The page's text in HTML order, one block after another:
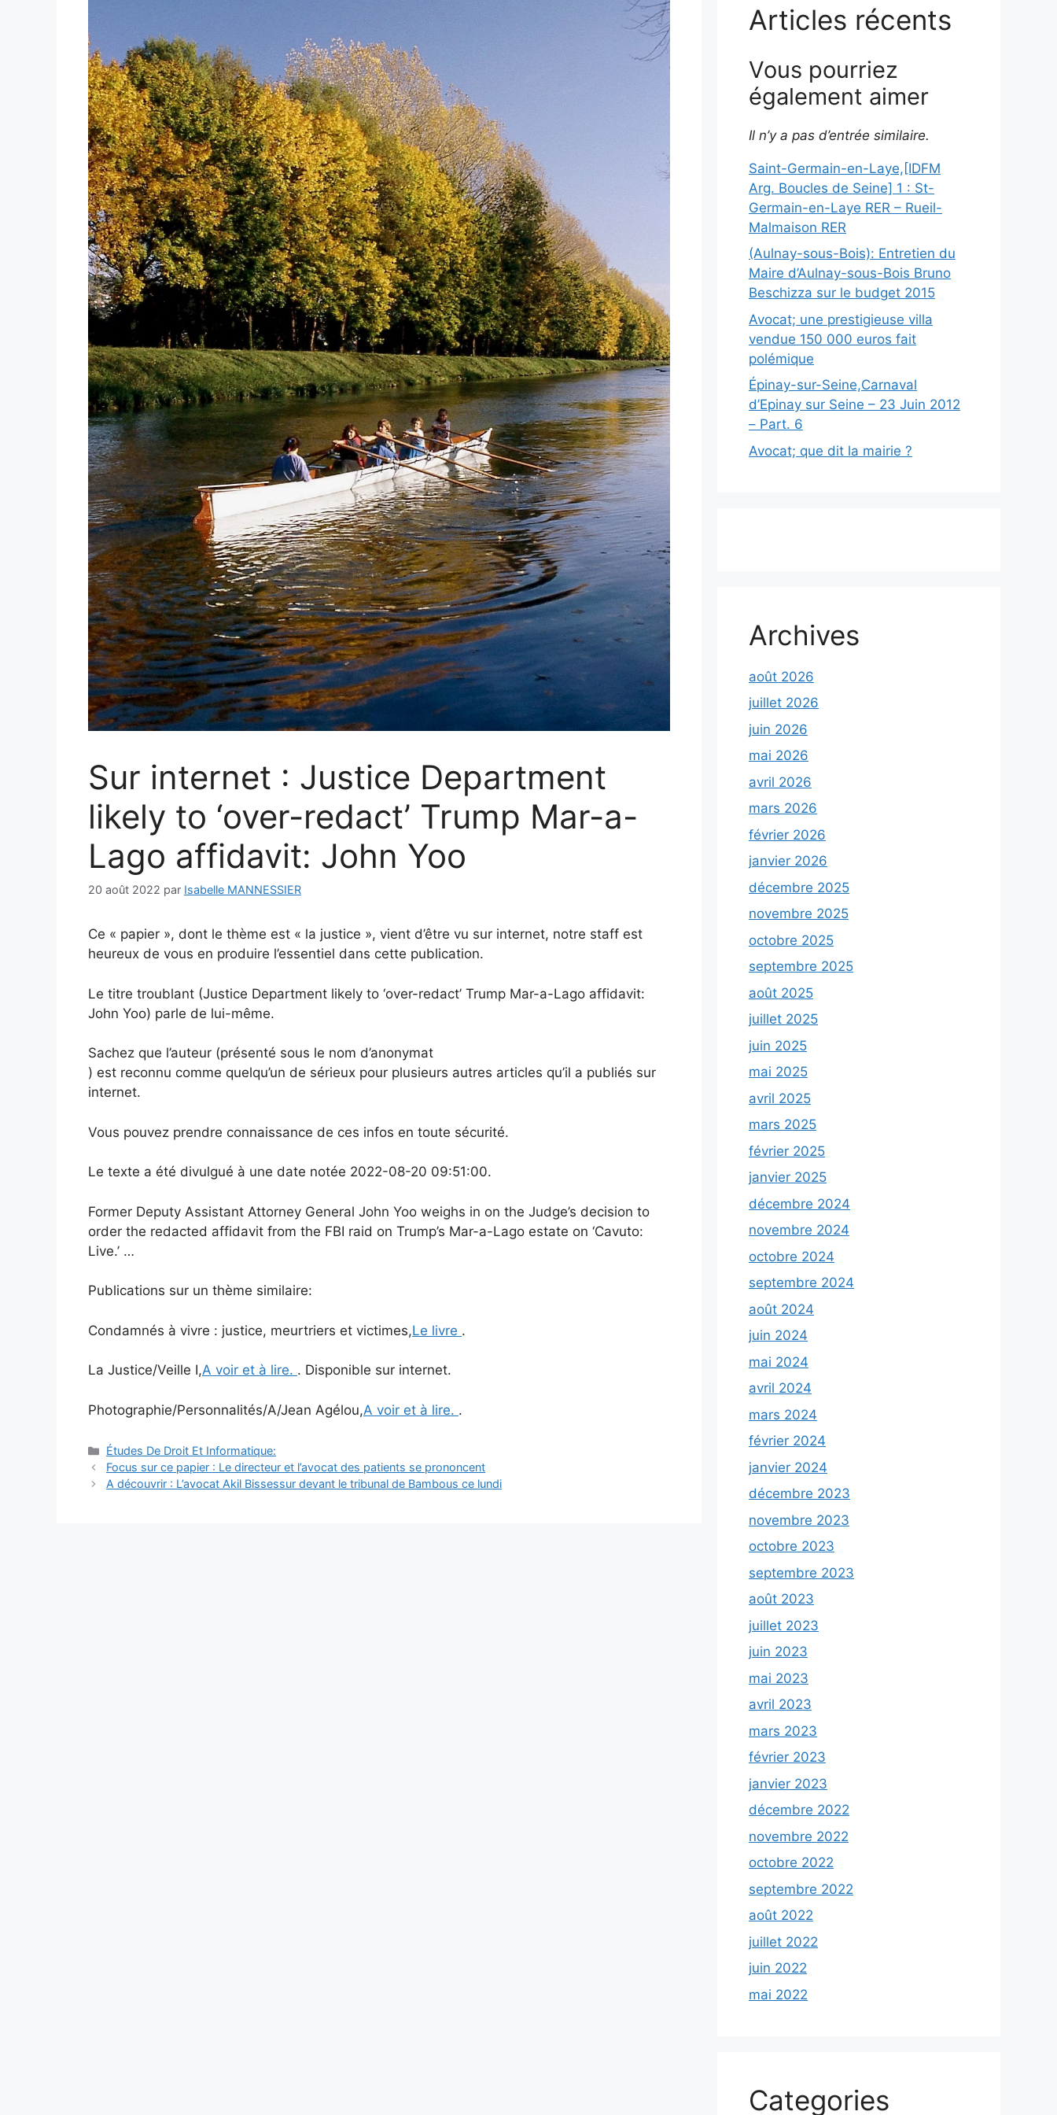
Sur internet : Justice Department
likely to ‘over-redact’ Trump Mar-a-
Lago affidavit: John Yoo
20 août 2022 par Isabelle MANNESSIER
Ce « papier », dont le thème est « la justice », vient d’être vu sur internet, notre staff est
heureux de vous en produire l’essentiel dans cette publication.
Le titre troublant (Justice Department likely to ‘over-redact’ Trump Mar-a-Lago affidavit:
John Yoo) parle de lui-même.
Sachez que l’auteur (présenté sous le nom d’anonymat
) est reconnu comme quelqu’un de sérieux pour plusieurs autres articles qu’il a publiés sur
internet.
Vous pouvez prendre connaissance de ces infos en toute sécurité.
Le texte a été divulgué à une date notée 2022-08-20 09:51:00.
Former Deputy Assistant Attorney General John Yoo weighs in on the Judge’s decision to
order the redacted affidavit from the FBI raid on Trump’s Mar-a-Lago estate on ‘Cavuto:
Live.’ …
Publications sur un thème similaire:
Condamnés à vivre : justice, meurtriers et victimes,Le livre .
La Justice/Veille I,A voir et à lire. . Disponible sur internet.
Photographie/Personnalités/A/Jean Agélou,A voir et à lire. .
Catégories
Études De Droit Et Informatique:
Navigation
des
Focus sur ce papier : Le directeur et l’avocat des patients se prononcent
A découvrir : L’avocat Akil Bissessur devant le tribunal de Bambous ce lundi
Articles récents
Vous pourriez
également aimer
Il n’y a pas d’entrée similaire.
Saint-Germain-en-Laye,[IDFM
Arg. Boucles de Seine] 1 : St-
Germain-en-Laye RER – Rueil-
Malmaison RER
(Aulnay-sous-Bois): Entretien du
Maire d’Aulnay-sous-Bois Bruno
Beschizza sur le budget 2015
Avocat; une prestigieuse villa
vendue 150 000 euros fait
polémique
Épinay-sur-Seine,Carnaval
d’Epinay sur Seine – 23 Juin 2012
– Part. 6
Avocat; que dit la mairie ?
Archives
août 2026
juillet 2026
juin 2026
mai 2026
avril 2026
mars 2026
février 2026
janvier 2026
décembre 2025
novembre 2025
octobre 2025
septembre 2025
août 2025
juillet 2025
juin 2025
mai 2025
avril 2025
mars 2025
février 2025
janvier 2025
décembre 2024
novembre 2024
octobre 2024
septembre 2024
août 2024
juin 2024
mai 2024
avril 2024
mars 2024
février 2024
janvier 2024
décembre 2023
novembre 2023
octobre 2023
septembre 2023
août 2023
juillet 2023
juin 2023
mai 2023
avril 2023
mars 2023
février 2023
janvier 2023
décembre 2022
novembre 2022
octobre 2022
septembre 2022
août 2022
juillet 2022
juin 2022
mai 2022
Categories